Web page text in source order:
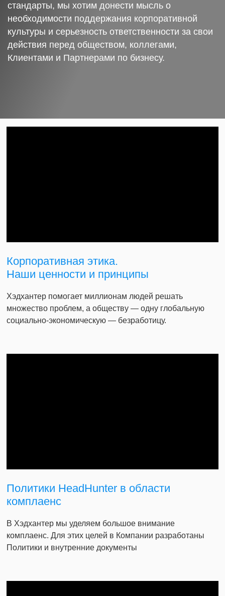
стандарты, мы хотим донести мысль о
необходимости поддержания корпоративной
культуры и серьезность ответственности за свои
действия перед обществом, коллегами,
Клиентами и Партнерами по бизнесу.
Корпоративная этика.
Наши ценности и принципы
Хэдхантер помогает миллионам людей решать
множество проблем, а обществу — одну глобальную
социально-экономическую — безработицу.
Политики HeadHunter в области
комплаенс
В Хэдхантер мы уделяем большое внимание
комплаенс. Для этих целей в Компании разработаны
Политики и внутренние документы